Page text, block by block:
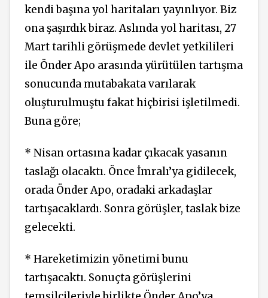
kendi başına yol haritaları yayınlıyor. Biz
ona şaşırdık biraz. Aslında yol haritası, 27
Mart tarihli görüşmede devlet yetkilileri
ile Önder Apo arasında yürütülen tartışma
sonucunda mutabakata varılarak
oluşturulmuştu fakat hiçbirisi işletilmedi.
Buna göre;
* Nisan ortasına kadar çıkacak yasanın
taslağı olacaktı. Önce İmralı’ya gidilecek,
orada Önder Apo, oradaki arkadaşlar
tartışacaklardı. Sonra görüşler, taslak bize
gelecekti.
* Hareketimizin yönetimi bunu
tartışacaktı. Sonuçta görüşlerini